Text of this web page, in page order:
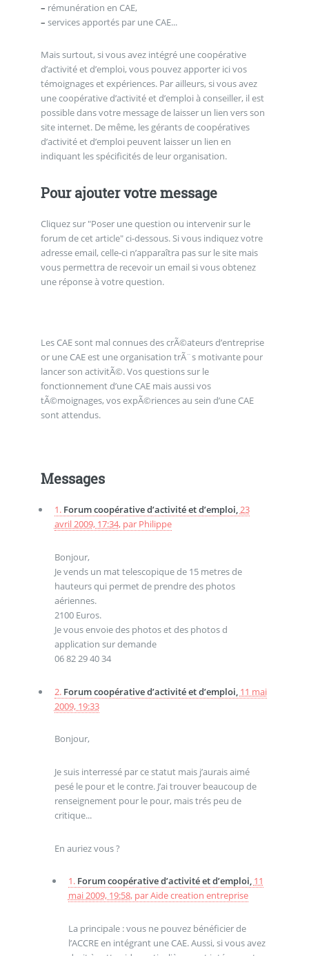
– rémunération en CAE,
– services apportés par une CAE...
Mais surtout, si vous avez intégré une coopérative
d’activité et d’emploi, vous pouvez apporter ici vos
témoignages et expériences. Par ailleurs, si vous avez
une coopérative d’activité et d’emploi à conseiller, il est
possible dans votre message de laisser un lien vers son
site internet. De même, les gérants de coopératives
d’activité et d’emploi peuvent laisser un lien en
indiquant les spécificités de leur organisation.
Pour ajouter votre message
Cliquez sur "Poser une question ou intervenir sur le
forum de cet article" ci-dessous. Si vous indiquez votre
adresse email, celle-ci n’apparaîtra pas sur le site mais
vous permettra de recevoir un email si vous obtenez
une réponse à votre question.
Les CAE sont mal connues des crÃ©ateurs d’entreprise
or une CAE est une organisation trÃ¨s motivante pour
lancer son activitÃ©. Vos questions sur le
fonctionnement d’une CAE mais aussi vos
tÃ©moignages, vos expÃ©riences au sein d’une CAE
sont attendus.
Messages
1. Forum coopérative d’activité et d’emploi,23
avril 2009, 17:34, par Philippe
Bonjour,
Je vends un mat telescopique de 15 metres de
hauteurs qui permet de prendre des photos
aériennes.
2100 Euros.
Je vous envoie des photos et des photos d
application sur demande
06 82 29 40 34
2. Forum coopérative d’activité et d’emploi, 11 mai
2009, 19:33
Bonjour,
Je suis interressé par ce statut mais j’aurais aimé
pesé le pour et le contre. J’ai trouver beaucoup de
renseignement pour le pour, mais trés peu de
critique...
En auriez vous ?
1. Forum coopérative d’activité et d’emploi, 11
mai 2009, 19:58, parAide creation entreprise
La principale : vous ne pouvez bénéficier de
l’ACCRE en intégrant une CAE. Aussi, si vous avez